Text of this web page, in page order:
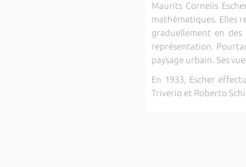
Maurits Cornelis
mathématiques. Elles
graduellement en
représentation.
paysage urbain. Ses
En 1933, Escher
Triverio et Roberto